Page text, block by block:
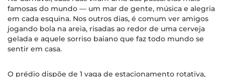
famosas do mundo — um mar de gente, música e alegria
em cada esquina. Nos outros dias, é comum ver amigos
jogando bola na areia, risadas ao redor de uma cerveja
gelada e aquele sorriso baiano que faz todo mundo se
sentir em casa.
O prédio dispõe de 1 vaga de estacionamento rotativa,